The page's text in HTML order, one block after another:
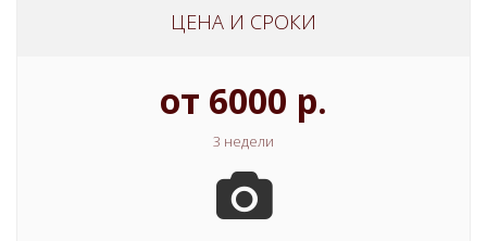
ЦЕНА И СРОКИ
от 6000 р.
3 недели